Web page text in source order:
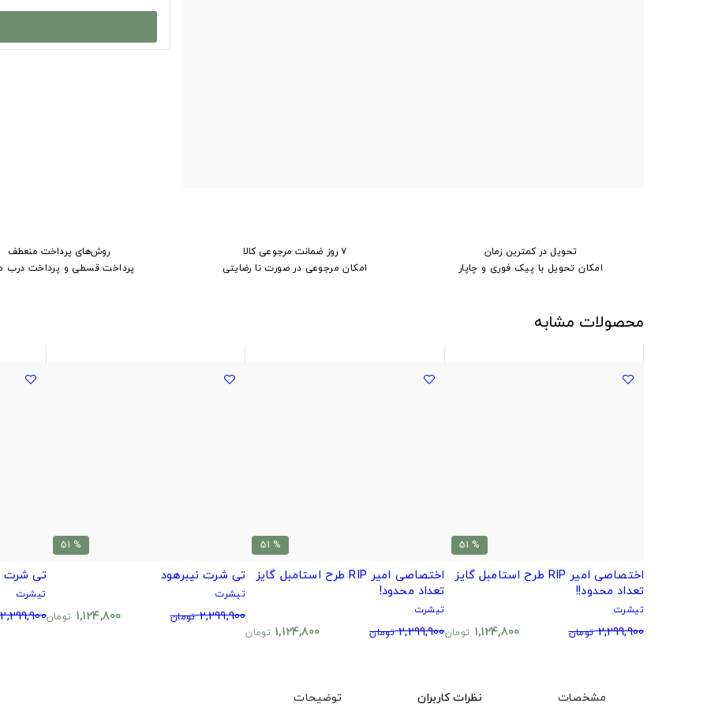
تحویل در کمترین زمان
امکان تحویل با پیک فوری و چاپار
۷ روز ضمانت مرجوعی کالا
امکان مرجوعی در صورت نا رضایتی
روش‌های پرداخت منعطف
پرداخت قسطی و پرداخت درب
محصولات مشابه
% 51
اختصاصی امیر RIP طرح استامبل گایز
تعداد محدود!!
تیشرت
2,299,900 تومان 1,124,800 تومان
% 51
اختصاصی امیر RIP طرح استامبل گایز
تعداد محدود!
تیشرت
2,299,900 تومان 1,124,800 تومان
% 51
تی شرت نیبرهود
تیشرت
2,299,900 تومان 1,124,800 تومان
تی شرت
تیشرت
2,299,900
مشخصات نظرات کاربران توضیحات